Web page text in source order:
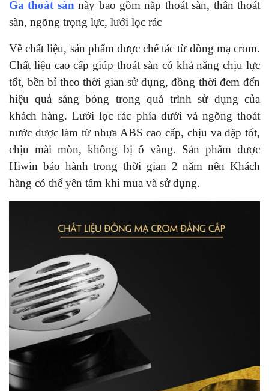
Ga thoát sànnày bao gồm nắp thoát sàn, thân thoát
sàn, ngõng trọng lực, lưới lọc rác
Về chất liệu, sản phẩm được chế tác từ đồng mạ crom.
Chất liệu cao cấp giúp thoát sàn có khả năng chịu lực
tốt, bền bỉ theo thời gian sử dụng, đồng thời đem đến
hiệu quả sáng bóng trong quá trình sử dụng của
khách hàng. Lưới lọc rác phía dưới và ngõng thoát
nước được làm từ nhựa ABS cao cấp, chịu va đập tốt,
chịu mài mòn, không bị ố vàng. Sản phẩm được
Hiwin bảo hành trong thời gian 2 năm nên Khách
hàng có thể yên tâm khi mua và sử dụng.